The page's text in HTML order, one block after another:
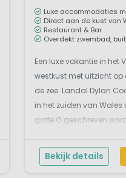
Luxe accommodaties
Direct aan de kust van
Restaurant & Bar
Overdekt zwembad,
Een luxe vakantie in het
westkust met uitzicht op
de zee. Landal Dylan
in het zuiden van
grote G geschreven
Vanaf jouw eigen
Bekijk details